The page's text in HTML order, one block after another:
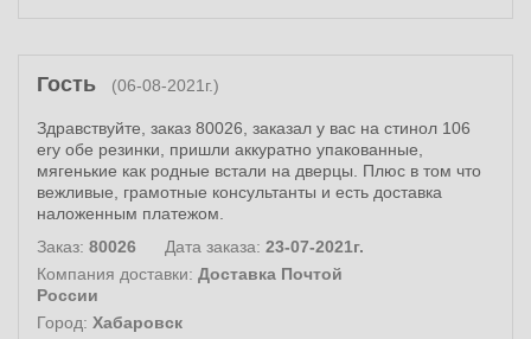
Гость (06-08-2021г.)
Здравствуйте, заказ 80026, заказал у вас на стинол 106
ery обе резинки, пришли аккуратно упакованные,
мягенькие как родные встали на дверцы. Плюс в том что
вежливые, грамотные консультанты и есть доставка
наложенным платежом.
Заказ: 80026 Дата заказа: 23-07-2021г.
Компания доставки: Доставка Почтой
России
Город: Хабаровск